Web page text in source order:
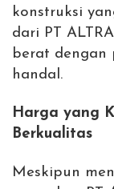
konstruksi
dari PT
berat dengan
handal.
Harga yang
Berkualitas
Meskipun